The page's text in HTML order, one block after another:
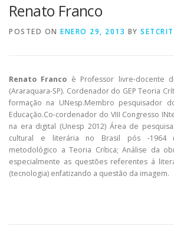
RED DE INVESTIGADORES DE TEORÍA
Renato Franco
POSTED ON ENERO 29, 2013 BY SETCRIT
Renato Franco è Professor livre-docente
(Araraquara-SP). Cordenador do GEP Teoria
formação na UNesp.Membro pesquisador
Educação.Co-cordenador do VIII Congresso
na era digital (Unesp 2012) Área de
cultural e literária no Brasil pós -1964
metodológico a Teoria Crítica; Análise da
especialmente as questões referentes á
(tecnologia) enfatizando a questão da imagem.